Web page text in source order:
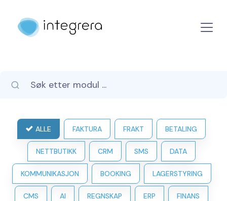
ALLE FAKTURA FRAKT BETALING
NETTBUTIKK CRM SMS DATA
KOMMUNIKASJON BOOKING LAGERSTYRING
CMS AI REGNSKAP ERP FINANS